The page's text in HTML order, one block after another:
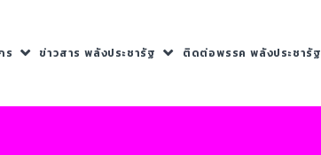
ร ข่าวสาร พลังประชารัฐ ติดต่อพรรค พลังประชารัฐ